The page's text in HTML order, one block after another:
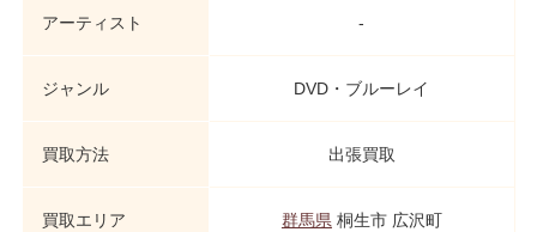
アーティスト -
ジャンル DVD・ブルーレイ
買取方法 出張買取
買取エリア 群馬県桐生市 広沢町